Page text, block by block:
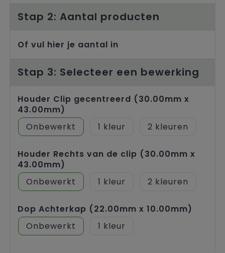
Stap 2: Aantal producten
Of vul hier je aantal in
Stap 3: Selecteer een bewerking
Houder Clip gecentreerd (30.00mm x
43.00mm)
Onbewerkt
1 2
Houder Rechts van de clip (30.00mm x
43.00mm)
Onbewerkt
1 2
Dop Achterkap (22.00mm x 10.00mm)
Onbewerkt
1